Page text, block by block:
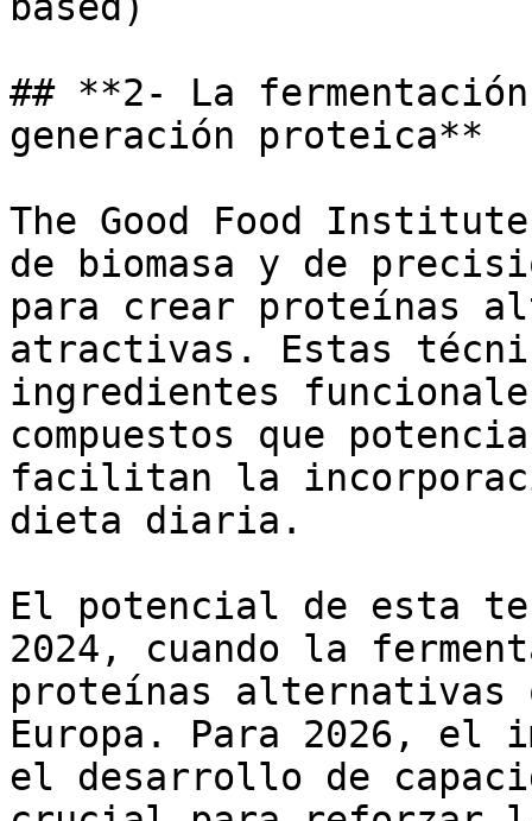
## **2- La
generación proteica**
The Good Food
de biomasa y de
para crear proteínas
atractivas. Estas
ingredientes
compuestos que
facilitan la
dieta diaria.
El potencial de esta
2024, cuando la
proteínas alternativas
Europa. Para 2026, el
el desarrollo de